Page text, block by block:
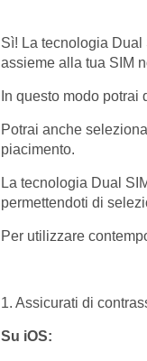
Sì! La tecnologia
assieme alla tua SIM
In questo modo
Potrai anche
piacimento.
La tecnologia Dual
permettendoti di
Per utilizzare
1. Assicurati di
Su iOS: